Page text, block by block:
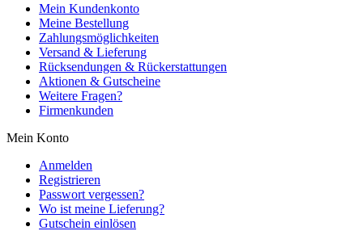
Mein Kundenkonto
Meine Bestellung
Zahlungsmöglichkeiten
Versand & Lieferung
Rücksendungen & Rückerstattungen
Aktionen & Gutscheine
Weitere Fragen?
Firmenkunden
Mein Konto
Anmelden
Registrieren
Passwort vergessen?
Wo ist meine Lieferung?
Gutschein einlösen